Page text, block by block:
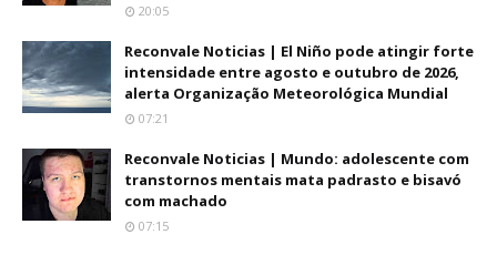
20:05
Reconvale Noticias | El Niño pode atingir forte
intensidade entre agosto e outubro de 2026,
alerta Organização Meteorológica Mundial
07:21
Reconvale Noticias | Mundo: adolescente com
transtornos mentais mata padrasto e bisavó
com machado
07:15